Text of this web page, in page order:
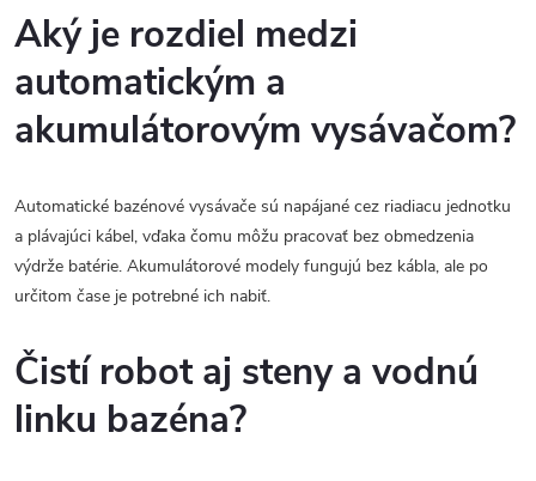
Aký je rozdiel medzi
automatickým a
akumulátorovým vysávačom?
Automatické bazénové vysávače sú napájané cez riadiacu jednotku
a plávajúci kábel, vďaka čomu môžu pracovať bez obmedzenia
výdrže batérie. Akumulátorové modely fungujú bez kábla, ale po
určitom čase je potrebné ich nabiť.
Čistí robot aj steny a vodnú
linku bazéna?